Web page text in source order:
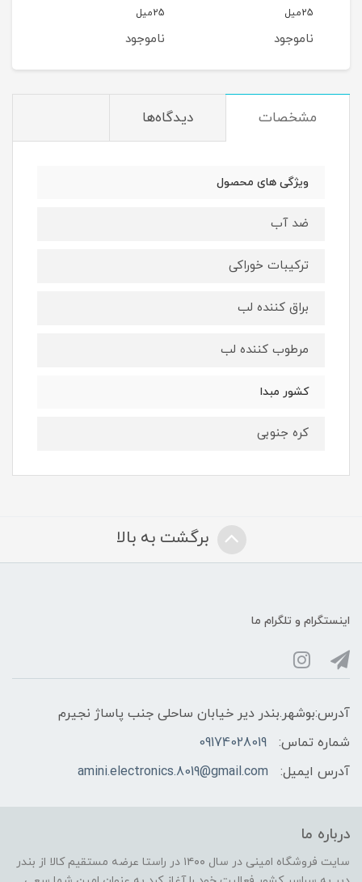
ناموجود ناموجود
مشخصات دیدگاه‌ها
ویژگی های محصول
ضد آب
ترکیبات خوراکی
براق کننده لب
مرطوب کننده لب
کشور مبدا
کره جنوبی
برگشت به بالا
اینستگرام و تلگرام ما
آدرس:بوشهر.بندر دیر خیابان ساحلی جنب پاساژ نجیرم
شماره تماس:
09174028019
آدرس ایمیل:
amini.electronics.8019@gmail.com
درباره ما
سایت فروشگاه امینی در سال ۱۴۰۰ در راستا عرضه مستقیم کالا از بندر